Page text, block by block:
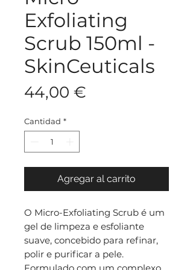
Exfoliating
Scrub 150ml -
SkinCeuticals
44,00 €
Cantidad *
Agregar al carrito
O Micro-Exfoliating Scrub é um
gel de limpeza e esfoliante
suave, concebido para refinar,
polir e purificar a pele.
Formulado com um complexo